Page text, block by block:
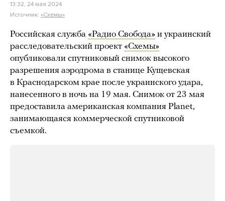
13:32, 24 мая 2024
Источник: «Схемы»
Российская служба «Радио Свобода» и украинский
расследовательский проект «Схемы»
опубликовали спутниковый снимок высокого
разрешения аэродрома в станице Кущевская
в Краснодарском крае после украинского удара,
нанесенного в ночь на 19 мая. Снимок от 23 мая
предоставила американская компания Planet,
занимающаяся коммерческой спутниковой
съемкой.